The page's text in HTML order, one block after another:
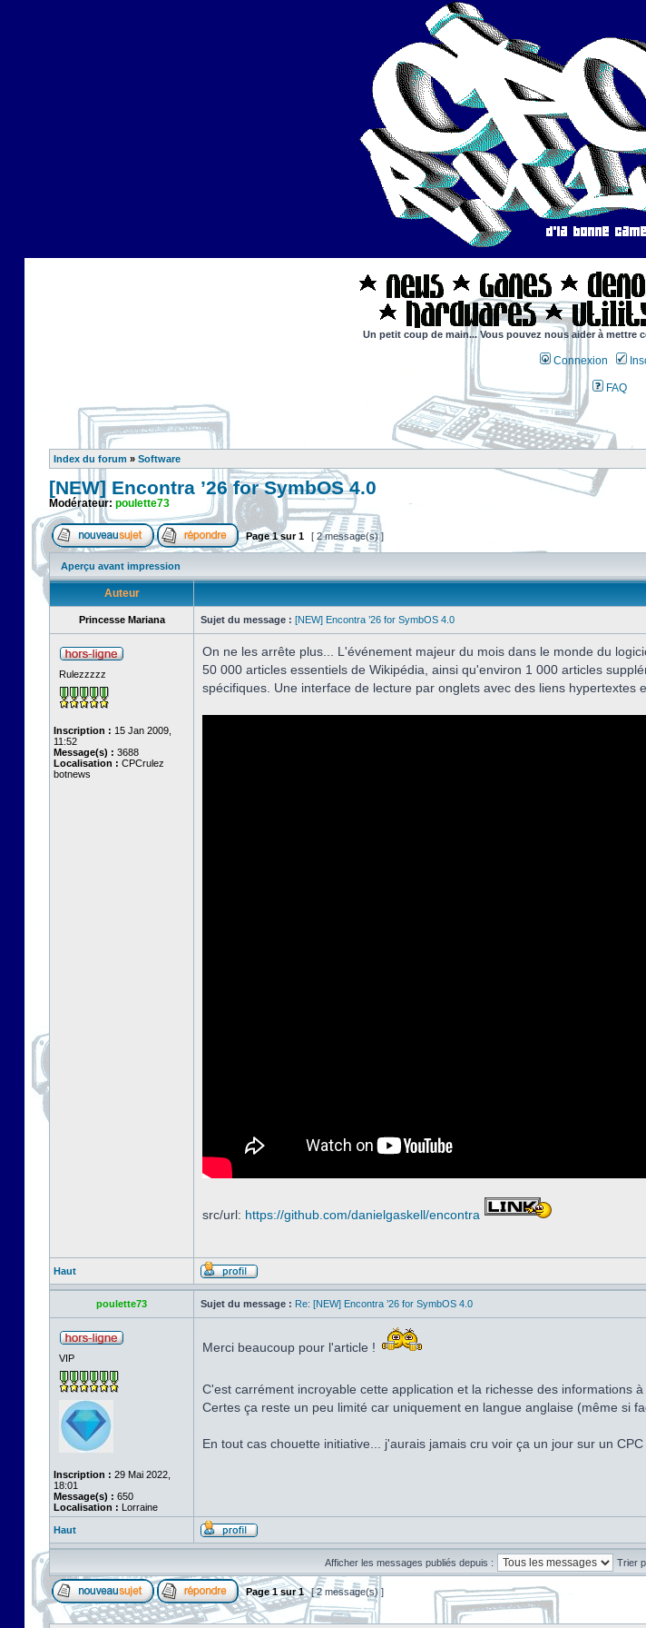
Un petit coup de main... Vous pouvez nous aider à mettre
Connexion
FAQ
Index du forum » Software
[NEW] Encontra ’26 for SymbOS 4.0
Modérateur: poulette73
Page1sur1 [ 2 message(s) ]
Aperçu avant impression
Auteur
Princesse Mariana Sujet du message : [NEW] Encontra ’26 for SymbOS 4.0
Rulezzzzz
Inscription : 15 Jan 2009,
11:52
Message(s) : 3688
Localisation : CPCrulez
botnews
On ne les arrête plus... L'événement majeur du mois dans le monde du
50 000 articles essentiels de Wikipédia, ainsi qu'environ 1 000 articles
spécifiques. Une interface de lecture par onglets avec des liens hypertextes
src/url: https://github.com/danielgaskell/encontra
Haut
poulette73 Sujet du message : Re: [NEW] Encontra ’26 for SymbOS 4.0
VIP
Inscription : 29 Mai 2022,
18:01
Message(s) : 650
Localisation : Lorraine
Merci beaucoup pour l'article !
C'est carrément incroyable cette application et la richesse des informations à
Certes ça reste un peu limité car uniquement en langue anglaise (même si
En tout cas chouette initiative... j'aurais jamais cru voir ça un jour sur un CPC
Haut
Afficher les messages publiés depuis : Trier
Page1sur1 [ 2 message(s) ]